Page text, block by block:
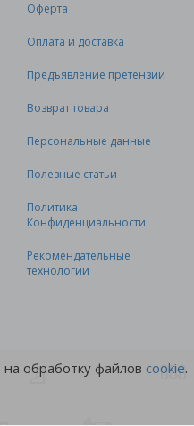
Оферта
Оплата и доставка
Предъявление претензии
Возврат товара
Персональные данные
Полезные статьи
Политика
Конфиденциальности
Рекомендательные
технологии
обработку файлов cookie.